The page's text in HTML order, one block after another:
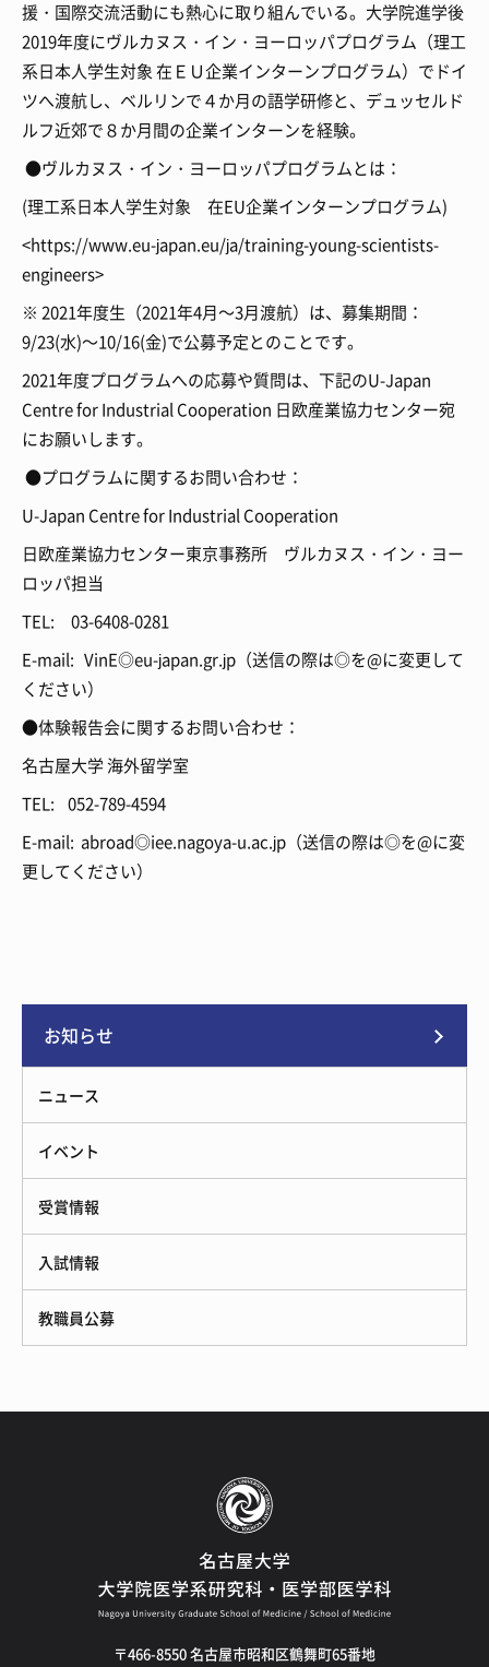
援・国際交流活動にも熱心に取り組んでいる。大学院進学後
2019年度にヴルカヌス・イン・ヨーロッパプログラム（理工
系日本人学生対象 在ＥＵ企業インターンプログラム）でドイ
ツへ渡航し、ベルリンで４か月の語学研修と、デュッセルド
ルフ近郊で８か月間の企業インターンを経験。
●ヴルカヌス・イン・ヨーロッパプログラムとは：
(理工系日本人学生対象 在EU企業インターンプログラム)
<https://www.eu-japan.eu/ja/training-young-scientists-
engineers>
※ 2021年度生（2021年4月～3月渡航）は、募集期間：
9/23(水)～10/16(金)で公募予定とのことです。
2021年度プログラムへの応募や質問は、下記のU-Japan
Centre for Industrial Cooperation 日欧産業協力センター宛
にお願いします。
●プログラムに関するお問い合わせ：
U-Japan Centre for Industrial Cooperation
日欧産業協力センター東京事務所 ヴルカヌス・イン・ヨー
ロッパ担当
TEL: 03-6408-0281
E-mail: VinE◎eu-japan.gr.jp（送信の際は◎を@に変更して
ください）
●体験報告会に関するお問い合わせ：
名古屋大学 海外留学室
TEL: 052-789-4594
E-mail: abroad◎iee.nagoya-u.ac.jp（送信の際は◎を@に変
更してください）
お知らせ
ニュース
イベント
受賞情報
入試情報
教職員公募
〒466-8550 名古屋市昭和区鶴舞町65番地